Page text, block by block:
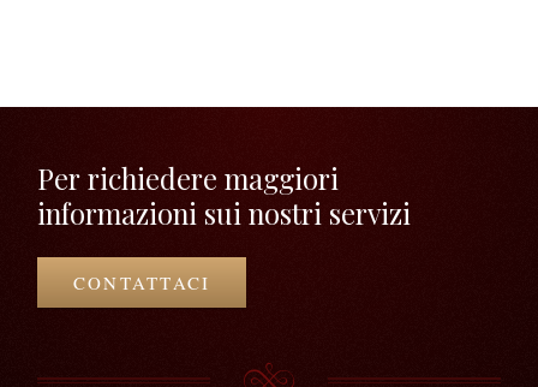
Per richiedere maggiori
informazioni sui nostri servizi
CONTATTACI